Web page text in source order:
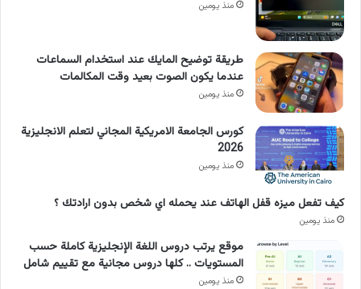
منذ يومين
طريقة توضيح المايك عند استخدام السماعات
عندما يكون الصوت بعيد وقت المكالمات
منذ يومين
كورس الجامعة الامريكية المجاني لتعلم الانجليزية
2026
منذ يومين
كيف تفعل ميزه قفل الهاتف عند يحمله اي شخص بدون ارادتك ؟
منذ يومين
موقع يرتب دروس اللغة الإنجليزية كاملة حسب
المستويات .. كلها دروس مجانية مع تقييم شامل
منذ يومين